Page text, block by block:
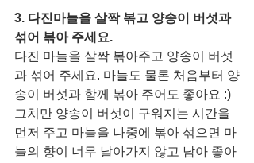
3. 다진마늘을 살짝 볶고 양송이 버섯과
섞어 볶아 주세요.
다진 마늘을 살짝 볶아주고 양송이 버섯
과 섞어 주세요. 마늘도 물론 처음부터 양
송이 버섯과 함께 볶아 주어도 좋아요 :)
그치만 양송이 버섯이 구워지는 시간을
먼저 주고 마늘을 나중에 볶아 섞으면 마
늘의 향이 너무 날아가지 않고 남아 좋아